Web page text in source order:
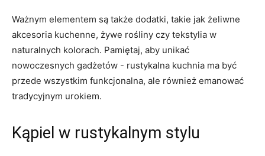
Ważnym⁣ elementem‌ są także dodatki, takie jak żeliwne
akcesoria kuchenne, żywe rośliny czy tekstylia w
naturalnych kolorach. Pamiętaj, ​aby unikać
nowoczesnych gadżetów ⁣- rustykalna kuchnia ma być
przede wszystkim ⁤funkcjonalna, ale również emanować
tradycyjnym ⁤urokiem.
Kąpiel‍ w rustykalnym stylu